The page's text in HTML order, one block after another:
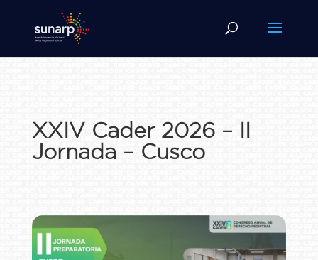
XXIV Cader 2026 – II
Jornada – Cusco